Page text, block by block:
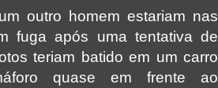
outro homem estariam nas
fuga após uma tentativa de
teriam batido em um carro
quase em frente ao